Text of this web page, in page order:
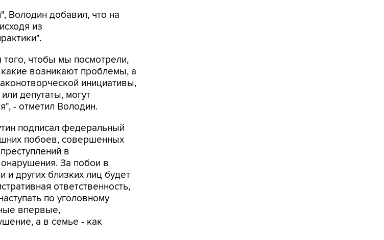
Володин добавил, что на
из
чтобы мы посмотрели,
возникают проблемы, а
инициативы,
депутаты, могут
- отметил Володин.
подписал федеральный
побоев, совершенных
в
За побои в
и других близких лиц будет
ответственность,
по уголовному
впервые,
а в семье - как